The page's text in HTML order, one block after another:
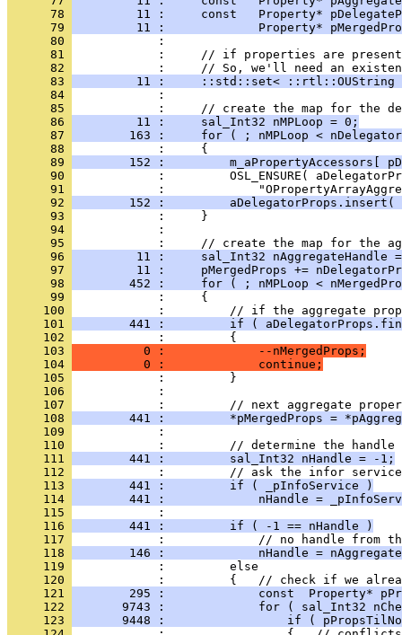
      78
11 :     const   Property*
      79
11 :             Property*
      80
      81
      82
      83
11 :     ::std::set< ::rtl::OUString
      84
      85
      86
         11 :     sal_Int32 nMPLoop = 0;
      87
163 :     for ( ; nMPLoop <
      88
      89
152 :         m_aPropertyAccessors[
      90
      91
      92
152 :         aDelegatorProps.insert(
      93
      94
      95
      96
11 :     sal_Int32 nAggregateHandle
      97
11 :     pMergedProps +=
      98
452 :     for ( ; nMPLoop <
      99
     100
     101
441 :         if (
     102
     103
          0 :             --nMergedProps;
     104
          0 :             continue;
     105
     106
     107
     108
441 :         *pMergedProps =
     109
     110
     111
        441 :         sal_Int32 nHandle = -1;
     112
     113
        441 :         if ( _pInfoService )
     114
441 :             nHandle =
     115
     116
        441 :         if ( -1 == nHandle )
     117
     118
146 :             nHandle =
     119
     120
     121
295 :             const  Property*
     122
9743 :             for ( sal_Int32
     123
9448 :                 if (